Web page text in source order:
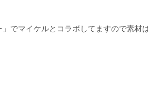
でマイケルとコラボしてますので素材